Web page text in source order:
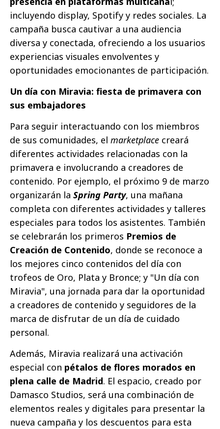
incluyendo display, Spotify y redes sociales. La
campaña busca cautivar a una audiencia
diversa y conectada, ofreciendo a los usuarios
experiencias visuales envolventes y
oportunidades emocionantes de participación.
Un día con Miravia: fiesta de primavera con
sus embajadores
Para seguir interactuando con los miembros
de sus comunidades, el marketplace creará
diferentes actividades relacionadas con la
primavera e involucrando a creadores de
contenido. Por ejemplo, el próximo 9 de marzo
organizarán la Spring Party, una mañana
completa con diferentes actividades y talleres
especiales para todos los asistentes. También
se celebrarán los primeros Premios de
Creación de Contenido, donde se reconoce a
los mejores cinco contenidos del día con
trofeos de Oro, Plata y Bronce; y "Un día con
Miravia", una jornada para dar la oportunidad
a creadores de contenido y seguidores de la
marca de disfrutar de un día de cuidado
personal.
Además, Miravia realizará una activación
especial con pétalos de flores morados en
plena calle de Madrid. El espacio, creado por
Damasco Studios, será una combinación de
elementos reales y digitales para presentar la
nueva campaña y los descuentos para esta